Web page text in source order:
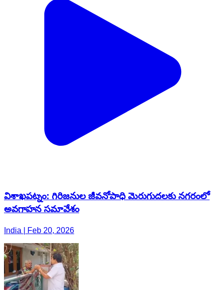
విశాఖపట్నం: గిరిజనుల జీవనోపాధి మెరుగుదలకు నగరంలో
అవగాహన సమావేశం
India | Feb 20, 2026